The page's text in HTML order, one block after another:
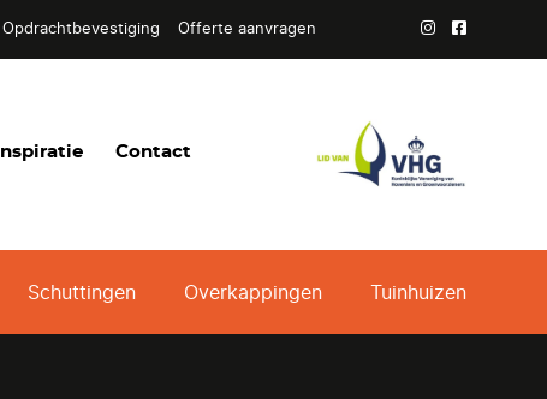
Opdrachtbevestiging Offerte aanvragen
Inspiratie Contact
Schuttingen Overkappingen Tuinhuizen